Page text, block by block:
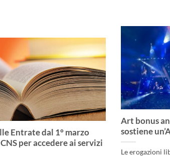
Art bonus
sostiene
Le erogazioni
Entrate dal 1° marzo
CNS per accedere ai servizi